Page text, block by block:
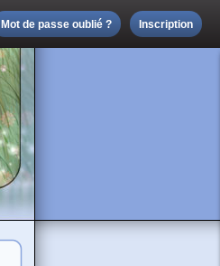
Mot de passe oublié ? Inscription